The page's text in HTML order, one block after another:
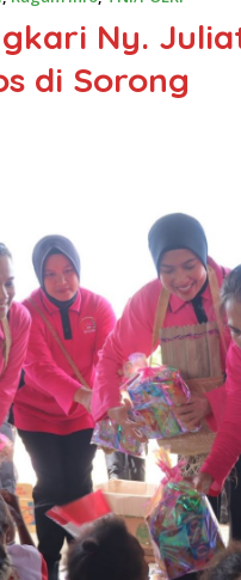
Ny.
di Sorong